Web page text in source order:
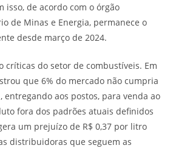
isso, de acordo com o órgão
de Minas e Energia, permanece o
desde março de 2024.
críticas do setor de combustíveis. Em
que 6% do mercado não cumpria
entregando aos postos, para venda ao
fora dos padrões atuais definidos
um prejuízo de R$ 0,37 por litro
distribuidoras que seguem as